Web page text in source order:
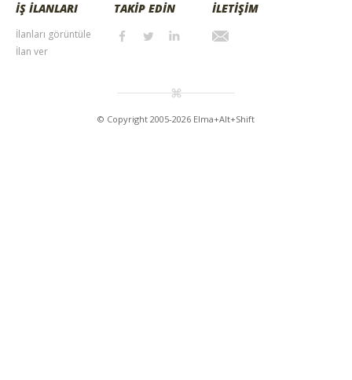
İŞ İLANLARI
İlanları görüntüle
İlan ver
TAKİP EDİN İLETİŞİM
© Copyright 2005-2026 Elma+Alt+Shift